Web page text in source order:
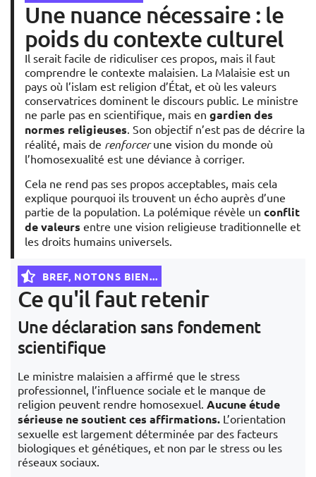
Une nuance nécessaire : le
poids du contexte culturel
Il serait facile de ridiculiser ces propos, mais il faut
comprendre le contexte malaisien. La Malaisie est un
pays où l’islam est religion d’État, et où les valeurs
conservatrices dominent le discours public. Le ministre
ne parle pas en scientifique, mais en gardien des
normes religieuses. Son objectif n’est pas de décrire la
réalité, mais de renforcerune vision du monde où
l’homosexualité est une déviance à corriger.
Cela ne rend pas ses propos acceptables, mais cela
explique pourquoi ils trouvent un écho auprès d’une
partie de la population. La polémique révèle un conflit
de valeurs entre une vision religieuse traditionnelle et
les droits humains universels.
BREF, NOTONS BIEN...
Ce qu'il faut retenir
Une déclaration sans fondement
scientifique
Le ministre malaisien a affirmé que le stress
professionnel, l’influence sociale et le manque de
religion peuvent rendre homosexuel. Aucune étude
sérieuse ne soutient ces affirmations. L’orientation
sexuelle est largement déterminée par des facteurs
biologiques et génétiques, et non par le stress ou les
réseaux sociaux.